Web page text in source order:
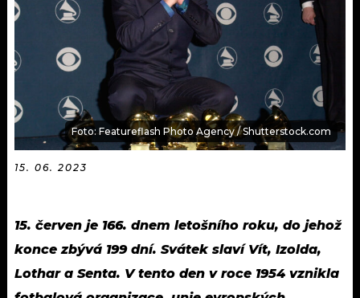
TRENDY
KULTURA
OSTATNÍ
JAK NALADIT
Foto: Featureflash Photo Agency / Shutterstock.com
15. 06. 2023
15. červen je 166. dnem letošního roku, do jehož
konce zbývá 199 dní. Svátek slaví Vít, Izolda,
Lothar a Senta. V tento den v roce 1954 vznikla